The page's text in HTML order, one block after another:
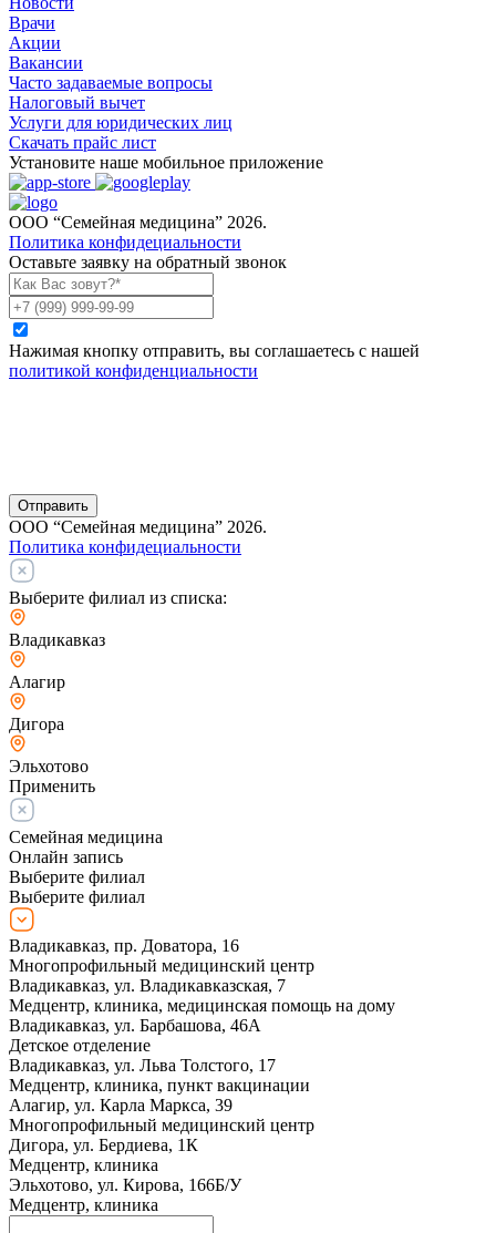
Врачи
Акции
Вакансии
Часто задаваемые вопросы
Налоговый вычет
Услуги для юридических лиц
Скачать прайс лист
Установите наше мобильное приложение
ООО “Семейная медицина” 2026.
Политика конфидециальности
Оставьте заявку на обратный звонок
Нажимая кнопку отправить, вы соглашаетесь с нашей
политикой конфиденциальности
Отправить
ООО “Семейная медицина” 2026.
Политика конфидециальности
Выберите филиал из списка:
Владикавказ
Алагир
Дигора
Эльхотово
Применить
Семейная медицина
Онлайн запись
Выберите филиал
Выберите филиал
Владикавказ, пр. Доватора, 16
Многопрофильный медицинский центр
Владикавказ, ул. Владикавказская, 7
Медцентр, клиника, медицинская помощь на дому
Владикавказ, ул. Барбашова, 46А
Детское отделение
Владикавказ, ул. Льва Толстого, 17
Медцентр, клиника, пункт вакцинации
Алагир, ул. Карла Маркса, 39
Многопрофильный медицинский центр
Дигора, ул. Бердиева, 1К
Медцентр, клиника
Эльхотово, ул. Кирова, 166Б/У
Медцентр, клиника